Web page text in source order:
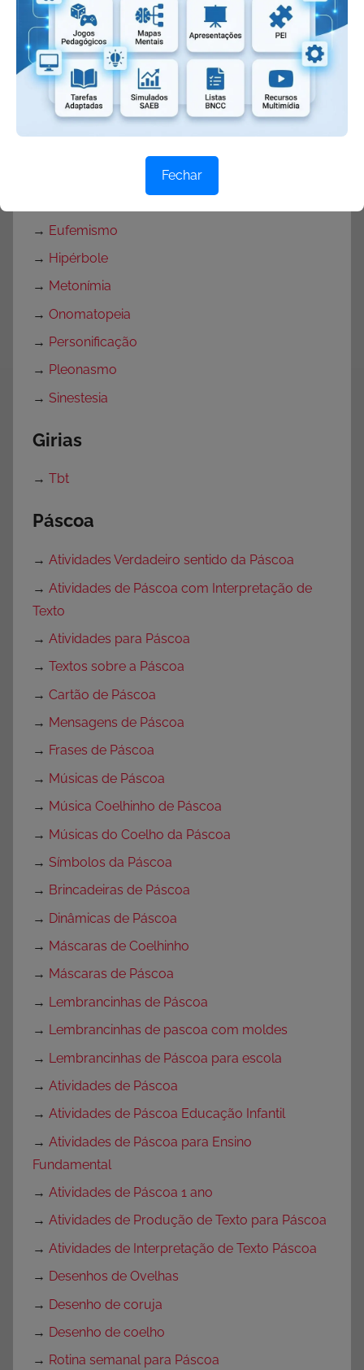
→Metáfora
→ Ironia
→Aliteração
→ Anáfora
Antítese
→ Eufemismo
→ Hipérbole
→ Metonímia
→ Onomatopeia
→ Personificação
→ Pleonasmo
→ Sinestesia
Girias
→ Tbt
Páscoa
→ Atividades Verdadeiro sentido da Páscoa
→ Atividades de Páscoa com Interpretação de
Texto
→ Atividades para Páscoa
→ Textos sobre a Páscoa
→ Cartão de Páscoa
→ Mensagens de Páscoa
→ Frases de Páscoa
→ Músicas de Páscoa
→ Música Coelhinho de Páscoa
→ Músicas do Coelho da Páscoa
→ Símbolos da Páscoa
→ Brincadeiras de Páscoa
→ Dinâmicas de Páscoa
→ Máscaras de Coelhinho
→ Máscaras de Páscoa
→ Lembrancinhas de Páscoa
→ Lembrancinhas de pascoa com moldes
→ Lembrancinhas de Páscoa para escola
→ Atividades de Páscoa
→ Atividades de Páscoa Educação Infantil
→ Atividades de Páscoa para Ensino
Fundamental
→ Atividades de Páscoa 1 ano
→ Atividades de Produção de Texto para Páscoa
→ Atividades de Interpretação de Texto Páscoa
→ Desenhos de Ovelhas
→ Desenho de coruja
→ Desenho de coelho
→ Rotina semanal para Páscoa
Fechar